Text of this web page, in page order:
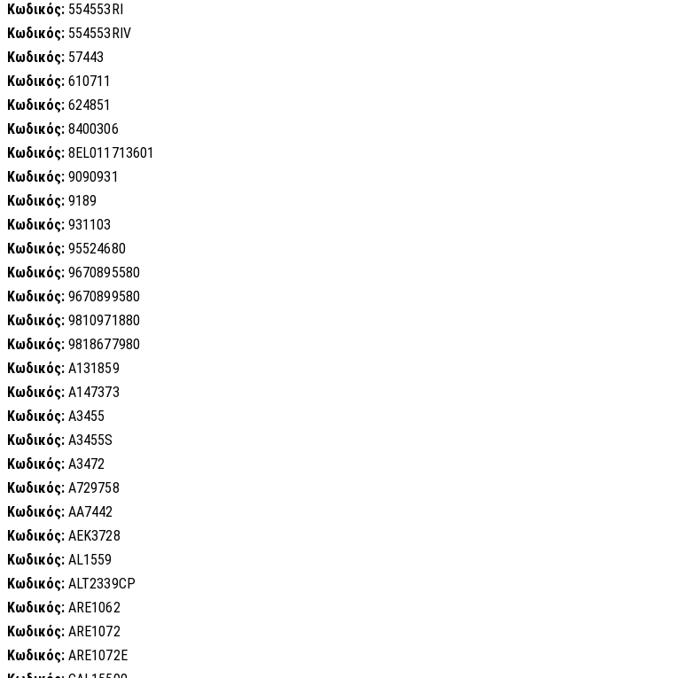
Κωδικός: 554553RI
Κωδικός: 554553RIV
Κωδικός: 57443
Κωδικός: 610711
Κωδικός: 624851
Κωδικός: 8400306
Κωδικός: 8EL011713601
Κωδικός: 9090931
Κωδικός: 9189
Κωδικός: 931103
Κωδικός: 95524680
Κωδικός: 9670895580
Κωδικός: 9670899580
Κωδικός: 9810971880
Κωδικός: 9818677980
Κωδικός: A131859
Κωδικός: A147373
Κωδικός: A3455
Κωδικός: A3455S
Κωδικός: A3472
Κωδικός: A729758
Κωδικός: AA7442
Κωδικός: AEK3728
Κωδικός: AL1559
Κωδικός: ALT2339CP
Κωδικός: ARE1062
Κωδικός: ARE1072
Κωδικός: ARE1072E